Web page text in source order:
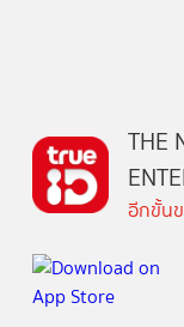
THE
อีกขั้น